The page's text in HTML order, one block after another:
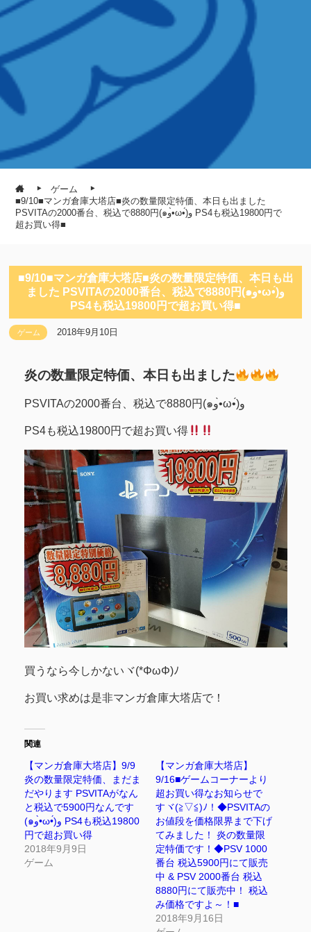
ゲーム
■9/10■マンガ倉庫大塔店■炎の数量限定特価、本日も出ました
PSVITAの2000番台、税込で8880円(๑و•̀ω•́)و PS4も税込19800円で
超お買い得■
■9/10■マンガ倉庫大塔店■炎の数量限定特価、本日も出
ました PSVITAの2000番台、税込で8880円(๑و•̀ω•́)و
PS4も税込19800円で超お買い得■
ゲーム 2018年9月10日
炎の数量限定特価、本日も出ました
PSVITAの2000番台、税込で8880円(๑و•̀ω•́)و
PS4も税込19800円で超お買い得
買うなら今しかないヾ(*ΦωΦ)ﾉ
お買い求めは是非マンガ倉庫大塔店で！
関連
【マンガ倉庫大塔店】9/9
炎の数量限定特価、まだま
だやります PSVITAがなん
と税込で5900円なんです
(๑و•̀ω•́)و PS4も税込19800
円で超お買い得
2018年9月9日
ゲーム
【マンガ倉庫大塔店】
9/16■ゲームコーナーより
超お買い得なお知らせで
すヾ(≧▽≦)ﾉ！◆PSVITAの
お値段を価格限界まで下げ
てみました！ 炎の数量限
定特価です！◆PSV 1000
番台 税込5900円にて販売
中 & PSV 2000番台 税込
8880円にて販売中！ 税込
み価格ですよ～！■
2018年9月16日